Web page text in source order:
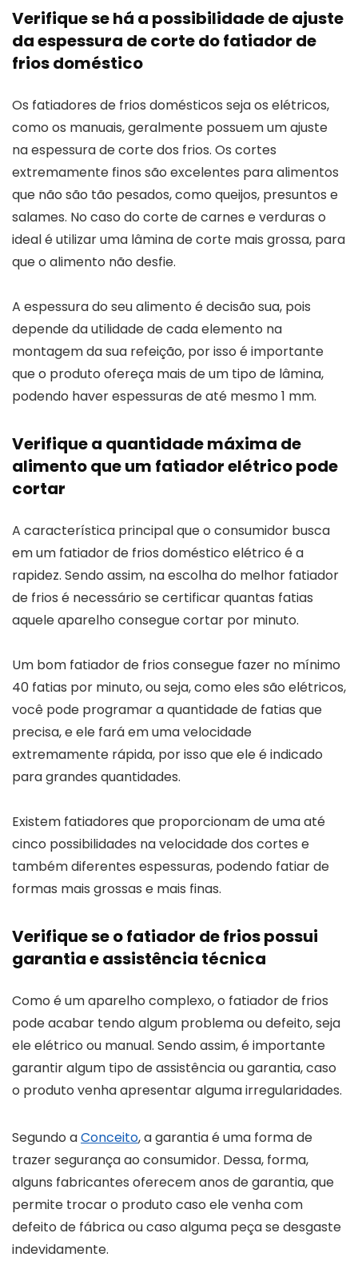
Verifique se há a possibilidade de ajuste
da espessura de corte do fatiador de
frios doméstico
Os fatiadores de frios domésticos seja os elétricos,
como os manuais, geralmente possuem um ajuste
na espessura de corte dos frios. Os cortes
extremamente finos são excelentes para alimentos
que não são tão pesados, como queijos, presuntos e
salames. No caso do corte de carnes e verduras o
ideal é utilizar uma lâmina de corte mais grossa, para
que o alimento não desfie.
A espessura do seu alimento é decisão sua, pois
depende da utilidade de cada elemento na
montagem da sua refeição, por isso é importante
que o produto ofereça mais de um tipo de lâmina,
podendo haver espessuras de até mesmo 1 mm.
Verifique a quantidade máxima de
alimento que um fatiador elétrico pode
cortar
A característica principal que o consumidor busca
em um fatiador de frios doméstico elétrico é a
rapidez. Sendo assim, na escolha do melhor fatiador
de frios é necessário se certificar quantas fatias
aquele aparelho consegue cortar por minuto.
Um bom fatiador de frios consegue fazer no mínimo
40 fatias por minuto, ou seja, como eles são elétricos,
você pode programar a quantidade de fatias que
precisa, e ele fará em uma velocidade
extremamente rápida, por isso que ele é indicado
para grandes quantidades.
Existem fatiadores que proporcionam de uma até
cinco possibilidades na velocidade dos cortes e
também diferentes espessuras, podendo fatiar de
formas mais grossas e mais finas.
Verifique se o fatiador de frios possui
garantia e assistência técnica
Como é um aparelho complexo, o fatiador de frios
pode acabar tendo algum problema ou defeito, seja
ele elétrico ou manual. Sendo assim, é importante
garantir algum tipo de assistência ou garantia, caso
o produto venha apresentar alguma irregularidades.
Segundo aConceito, a garantia é uma forma de
trazer segurança ao consumidor. Dessa, forma,
alguns fabricantes oferecem anos de garantia, que
permite trocar o produto caso ele venha com
defeito de fábrica ou caso alguma peça se desgaste
indevidamente.